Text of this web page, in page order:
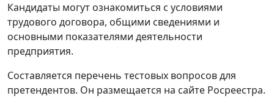
Кандидаты могут ознакомиться с условиями
трудового договора, общими сведениями и
основными показателями деятельности
предприятия.
Составляется перечень тестовых вопросов для
претендентов. Он размещается на сайте Росреестра.